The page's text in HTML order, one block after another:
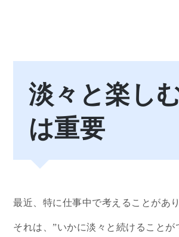
淡々と楽し
は重要
最近、特に仕事中で考えることがあり
それは、”いかに淡々と続けることが